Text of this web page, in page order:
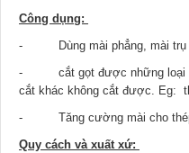
Công dụng:
- Dùng mài phẳng, mài trụ
- cắt gọt được những loại
cắt khác không cắt được. Eg:
- Tăng cường mài cho thép
Quy cách và xuất xứ: